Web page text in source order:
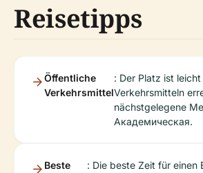
Reisetipps
Öffentliche
Verkehrsmittel
: Der Platz ist
Verkehrsmitteln
nächstgelegene
Академическая.
Beste
: Die beste Zeit für einen